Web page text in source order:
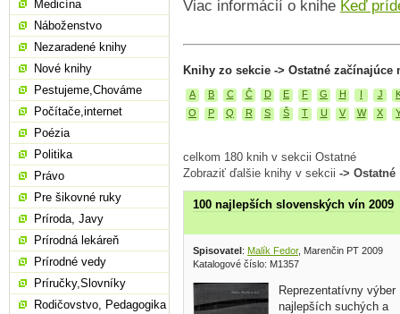
Viac informácií o knihe Keď
Knihy zo sekcie -> Ostatné začínajúce
A B C Č D E F G H I J
O
P Q R S Š T U V W X
celkom 180 knih v sekcii Ostatné
Zobraziť ďalšie knihy v sekcii -> Ostatné
100 najlepších slovenských vín 2009
Spisovatel: Malík Fedor, Marenčin PT 2009
Katalogové číslo: M1357
Reprezentatívny výber
najlepších suchých a
Medicína
Náboženstvo
Nezaradené knihy
Nové knihy
Pestujeme,Chováme
Počítače,internet
Poézia
Politika
Právo
Pre šikovné ruky
Príroda, Javy
Prírodná lekáreň
Prírodné vedy
Príručky,Slovníky
Rodičovstvo, Pedagogika